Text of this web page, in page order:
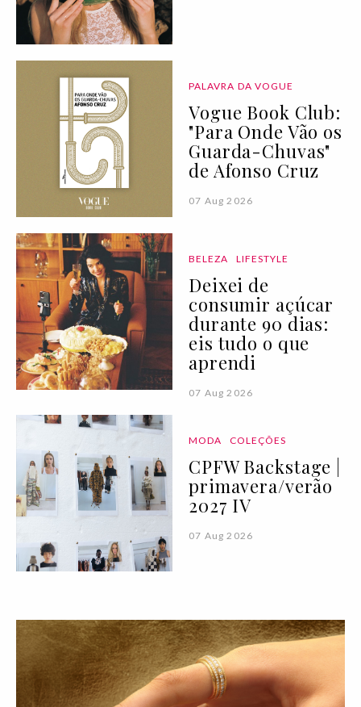
PALAVRA DA VOGUE
Vogue Book Club:
"Para Onde Vão os
Guarda-Chuvas"
de Afonso Cruz
07 Aug 2026
BELEZA LIFESTYLE
Deixei de
consumir açúcar
durante 90 dias:
eis tudo o que
aprendi
07 Aug 2026
MODA COLEÇÕES
CPFW Backstage |
primavera/verão
2027 IV
07 Aug 2026